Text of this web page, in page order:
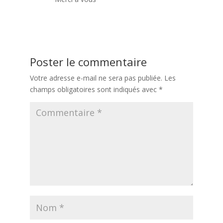
Poster le commentaire
Votre adresse e-mail ne sera pas publiée. Les
champs obligatoires sont indiqués avec *